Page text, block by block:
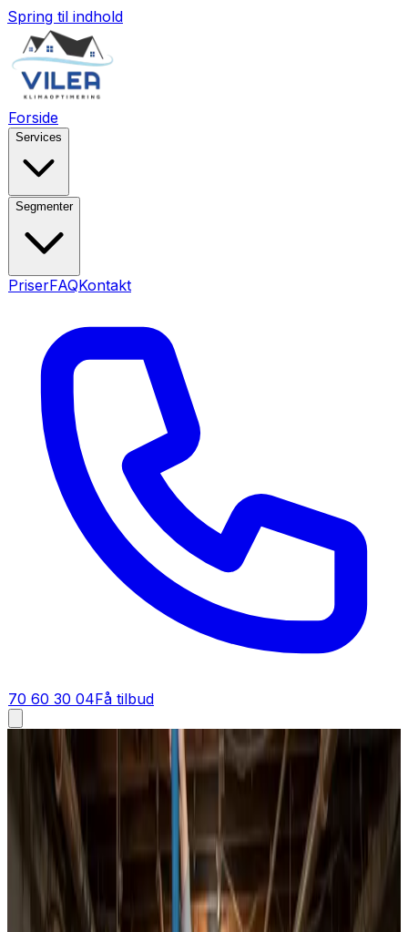
Spring til indhold
Forside
Services
Segmenter
PriserFAQKontakt
70 60 30 04Få tilbud
Ventilationsfirma i Spentrup
Ventilationsfirma i Spentrup
Dit ventilationsfirma i Spentrup bør kunne det hele —
installation, rens og service af ethvert mærke. Det kan
vi, og vi giver dig altid en fast pris før vi går i gang.